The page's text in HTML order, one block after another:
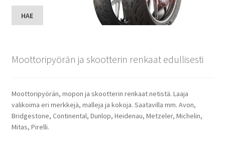
HAE
Moottoripyörän ja skootterin renkaat edullisesti
Moottoripyörän, mopon ja skootterin renkaat netistä. Laaja
valikoima eri merkkejä, malleja ja kokoja. Saatavilla mm. Avon,
Bridgestone, Continental, Dunlop, Heidenau, Metzeler, Michelin,
Mitas, Pirelli.